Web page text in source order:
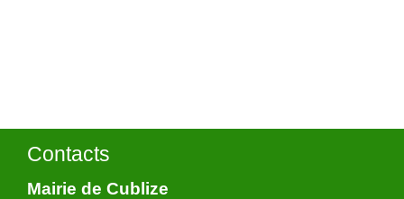
Contacts
Mairie de Cublize